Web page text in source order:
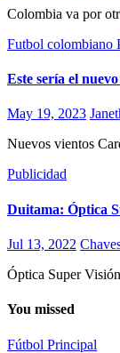
Colombia va por
Futbol colombiano
Este sería el
May 19, 2023
Nuevos vientos
Publicidad
Duitama: Óptica
Jul 13, 2022
Óptica Super
You missed
Fútbol Principal